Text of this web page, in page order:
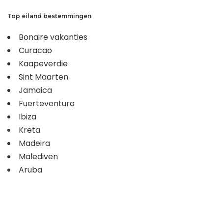
Top eiland bestemmingen
Bonaire vakanties
Curacao
Kaapeverdie
Sint Maarten
Jamaica
Fuerteventura
Ibiza
Kreta
Madeira
Malediven
Aruba